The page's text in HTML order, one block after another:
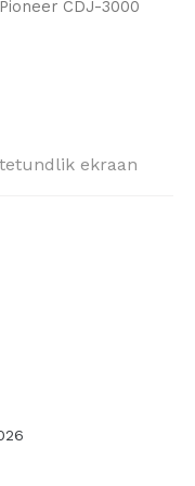
CDJ-3000
ekraan